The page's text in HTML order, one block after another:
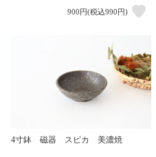
900円(税込990円)
4寸鉢 磁器 スピカ 美濃焼